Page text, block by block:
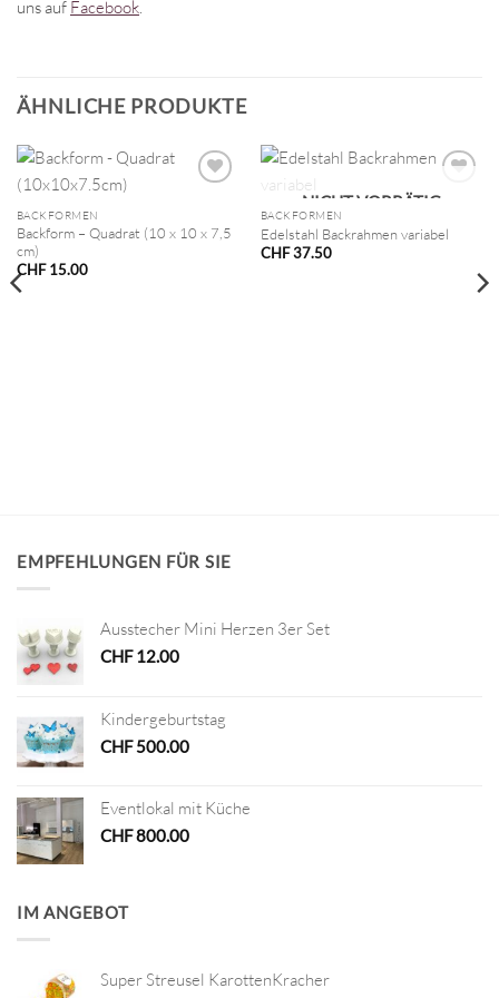
uns auf Facebook
ÄHNLICHE PRODUKTE
BACKFORMEN
Backform – Quadrat (10 x 10 x 7,5
cm)
CHF15.00
NICHT VORRÄTIG
BACKFORMEN
Edelstahl Backrahmen variabel
CHF37.50
EMPFEHLUNGEN FÜR SIE
Ausstecher Mini Herzen 3er Set
CHF12.00
Kindergeburtstag
CHF500.00
Eventlokal mit Küche
CHF800.00
IM ANGEBOT
Super Streusel KarottenKracher